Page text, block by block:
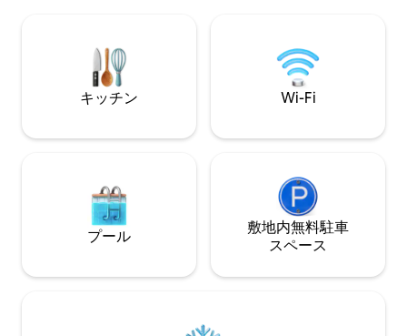
キッチン Wi-Fi
プール
敷地内無料駐⁠車
ス⁠ペ⁠ー⁠ス